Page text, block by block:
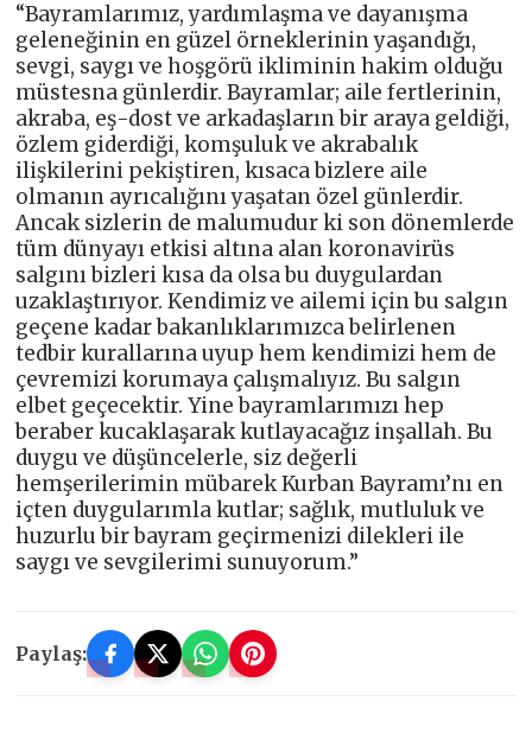
“Bayramlarımız, yardımlaşma ve dayanışma
geleneğinin en güzel örneklerinin yaşandığı,
sevgi, saygı ve hoşgörü ikliminin hakim olduğu
müstesna günlerdir. Bayramlar; aile fertlerinin,
akraba, eş-dost ve arkadaşların bir araya geldiği,
özlem giderdiği, komşuluk ve akrabalık
ilişkilerini pekiştiren, kısaca bizlere aile
olmanın ayrıcalığını yaşatan özel günlerdir.
Ancak sizlerin de malumudur ki son dönemlerde
tüm dünyayı etkisi altına alan koronavirüs
salgını bizleri kısa da olsa bu duygulardan
uzaklaştırıyor. Kendimiz ve ailemi için bu salgın
geçene kadar bakanlıklarımızca belirlenen
tedbir kurallarına uyup hem kendimizi hem de
çevremizi korumaya çalışmalıyız. Bu salgın
elbet geçecektir. Yine bayramlarımızı hep
beraber kucaklaşarak kutlayacağız inşallah. Bu
duygu ve düşüncelerle, siz değerli
hemşerilerimin mübarek Kurban Bayramı’nı en
içten duygularımla kutlar; sağlık, mutluluk ve
huzurlu bir bayram geçirmenizi dilekleri ile
saygı ve sevgilerimi sunuyorum.”
Paylaş: